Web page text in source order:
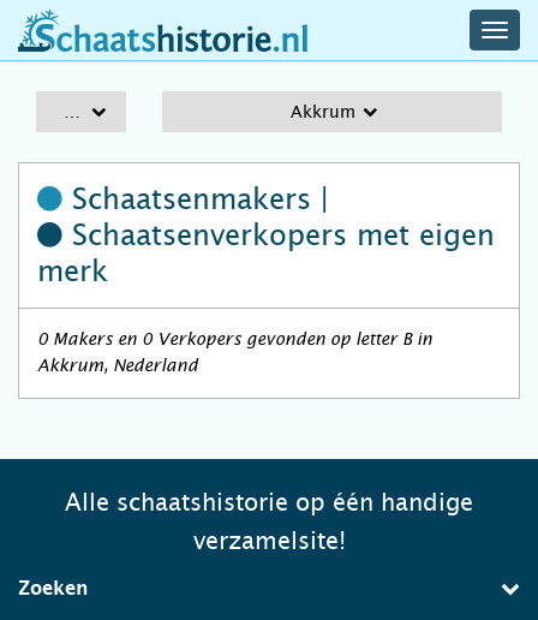
schaatshistorie.nl
Akkrum
Schaatsenmakers |
Schaatsenverkopers met eigen
merk
0 Makers en 0 Verkopers gevonden op letter B in
Akkrum, Nederland
Alle schaatshistorie op één handige
verzamelsite!
Zoeken